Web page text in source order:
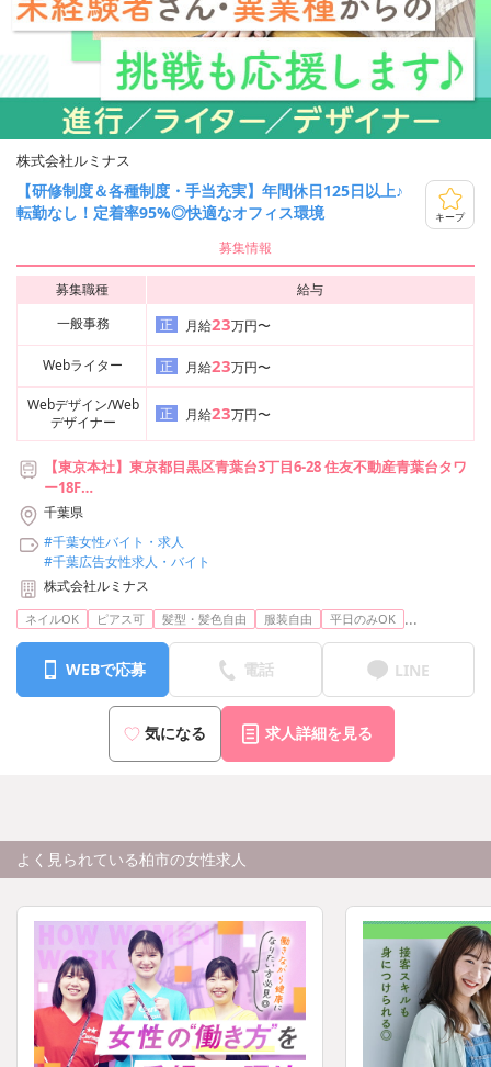
株式会社ルミナス
【研修制度＆各種制度・手当充実】年間休日125日以上♪
転勤なし！定着率95%◎快適なオフィス環境
キープ
募集情報
募集職種
給与
一般事務
正 月給23万円〜
Webライター 正 月給23万円〜
Webデザイン/Web
デザイナー
正 月給23万円〜
【東京本社】東京都目黒区青葉台3丁目6-28 住友不動産青葉台タワ
ー18F
【池袋支社】東京都豊島区池袋2-49-14 恩永メルヴェイユ 201号室
室
【名古屋支社】愛知県名古屋市中村区竹橋町15-16 ジュモール名駅
WEST 8F
【大阪支社】大阪府大阪市北区梅田3-3-20 明治安田生命大阪梅田ビ
ル23階
※上記から希望の勤務地で勤務可能です
千葉県
#千葉女性バイト・求人
#千葉広告女性求人・バイト
株式会社ルミナス
ネイルOK ピアス可 髪型・髪色自由 服装自由 平日のみOK ...
WEBで応募 電話 LINE
気になる 求人詳細を見る
よく見られている柏市の女性求人